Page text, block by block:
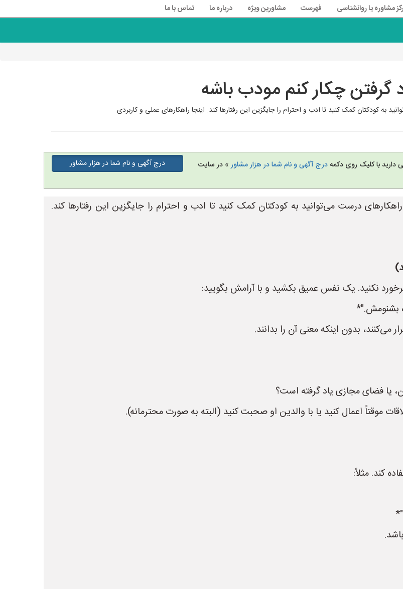
مشاوره یا روانشناسی فهرست مشاورین ویژه درباره ما تماس با ما
چکار کنم مودب باشه
به کودکتان کمک کنید تا ادب و احترام را جایگزین این رفتارها کند. اینجا راهکارهای عملی و کاربردی
دارید با کلیک روی دکمهدرج آگهی و نام شما در هزار مشاور» در سایت
درج آگهی و نام شما در هزار مشاور
درست می‌توانید به کودکتان کمک کنید تا ادب و احترام را جایگزین این رفتارها کند.
نکنید. یک نفس عمیق بکشید و با آرامش بگویید:
بشنومش."*
می‌کنند، بدون اینکه معنی آن را بدانند.
یا فضای مجازی یاد گرفته است؟
اعمال کنید یا با والدین او صحبت کنید (البته به صورت محترمانه).
کند. مثلاً: